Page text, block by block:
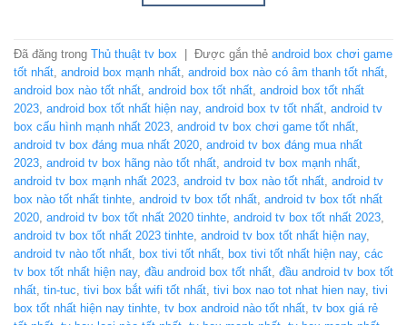
Đã đăng trong Thủ thuật tv box Được gắn thẻ android box chơi game
tốt nhất, android box mạnh nhất, android box nào có âm thanh tốt nhất,
android box nào tốt nhất, android box tốt nhất, android box tốt nhất
2023, android box tốt nhất hiện nay, android box tv tốt nhất, android tv
box cấu hình mạnh nhất 2023, android tv box chơi game tốt nhất,
android tv box đáng mua nhất 2020, android tv box đáng mua nhất
2023, android tv box hãng nào tốt nhất, android tv box mạnh nhất,
android tv box mạnh nhất 2023, android tv box nào tốt nhất, android tv
box nào tốt nhất tinhte, android tv box tốt nhất, android tv box tốt nhất
2020, android tv box tốt nhất 2020 tinhte, android tv box tốt nhất 2023,
android tv box tốt nhất 2023 tinhte, android tv box tốt nhất hiện nay,
android tv nào tốt nhất, box tivi tốt nhất, box tivi tốt nhất hiện nay, các
tv box tốt nhất hiện nay, đầu android box tốt nhất, đầu android tv box tốt
nhất, tin-tuc, tivi box bắt wifi tốt nhất, tivi box nao tot nhat hien nay, tivi
box tốt nhất hiện nay tinhte, tv box android nào tốt nhất, tv box giá rẻ